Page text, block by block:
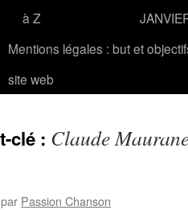
à Z
Mentions légales : but et
site web
clé : Claude
par Passion Chanson